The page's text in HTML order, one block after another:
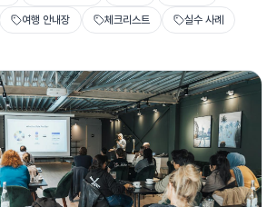
여행 안내장 체크리스트 실수 사례